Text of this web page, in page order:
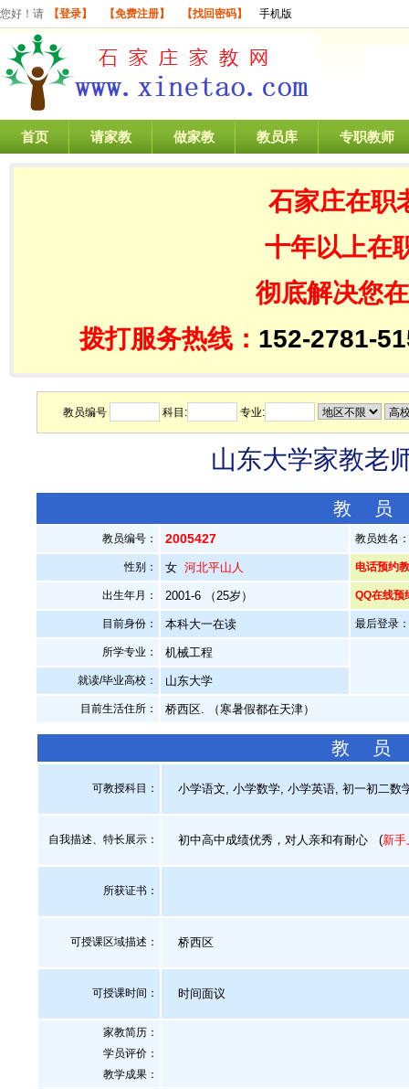
您好！请 【登录】 【免费注册】 【找回密码】 手机版
首页 请家教 做家教 教员库 专职教师
石家庄在职
十年以上在
彻底解决您
拨打服务热线： 152-2781-
教员编号 科目: 专业:
山东大学家教老
教
教员编号： 2005427 教员姓名
性别： 女 河北平山人 电话预约
出生年月： 2001-6 （25岁） QQ在线预
目前身份： 本科大一在读 最后登录
所学专业： 机械工程
就读/毕业高校： 山东大学
目前生活住所： 桥西区. （寒暑假都在天津）
教 员
可教授科目： 小学语文, 小学数学, 小学英语, 初一初二数
自我描述、特长展示 ： 初中高中成绩优秀，对人亲和有耐心 (新
所获证书 ：
可授课区域描述： 桥西区
可授课时间： 时间面议
家教简历：
学员评价：
教学成果：